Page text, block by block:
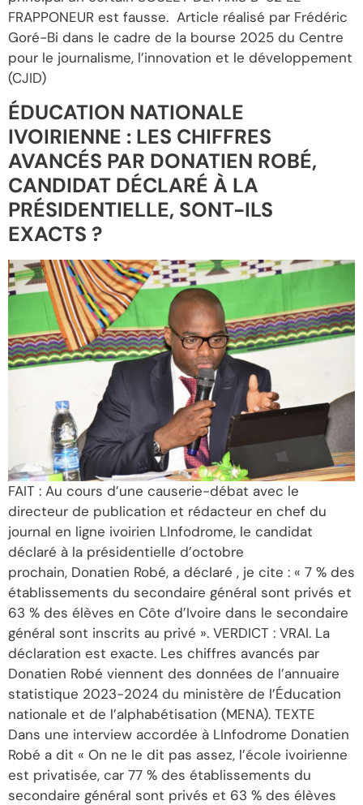
FRAPPONEUR est fausse. Article réalisé par Frédéric
Goré-Bi dans le cadre de la bourse 2025 du Centre
pour le journalisme, l’innovation et le développement
(CJID)
ÉDUCATION NATIONALE
IVOIRIENNE : LES CHIFFRES
AVANCÉS PAR DONATIEN ROBÉ,
CANDIDAT DÉCLARÉ À LA
PRÉSIDENTIELLE, SONT-ILS
EXACTS ?
FAIT : Au cours d’une causerie-débat avec le
directeur de publication et rédacteur en chef du
journal en ligne ivoirien LInfodrome, le candidat
déclaré à la présidentielle d’octobre
prochain, Donatien Robé, a déclaré , je cite : « 7 % des
établissements du secondaire général sont privés et
63 % des élèves en Côte d’Ivoire dans le secondaire
général sont inscrits au privé ». VERDICT : VRAI. La
déclaration est exacte. Les chiffres avancés par
Donatien Robé viennent des données de l’annuaire
statistique 2023-2024 du ministère de l’Éducation
nationale et de l’alphabétisation (MENA). TEXTE
Dans une interview accordée à LInfodrome Donatien
Robé a dit « On ne le dit pas assez, l’école ivoirienne
est privatisée, car 77 % des établissements du
secondaire général sont privés et 63 % des élèves